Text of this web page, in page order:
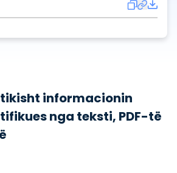
informacionin
nga teksti, PDF-të